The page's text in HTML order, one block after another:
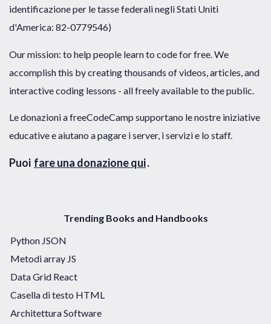
identificazione per le tasse federali negli Stati Uniti
d'America: 82-0779546)
Our mission: to help people learn to code for free. We
accomplish this by creating thousands of videos, articles, and
interactive coding lessons - all freely available to the public.
Le donazioni a freeCodeCamp supportano le nostre iniziative
educative e aiutano a pagare i server, i servizi e lo staff.
Puoi fare una donazione qui.
Trending Books and Handbooks
Python JSON
Metodi array JS
Data Grid React
Casella di testo HTML
Architettura Software